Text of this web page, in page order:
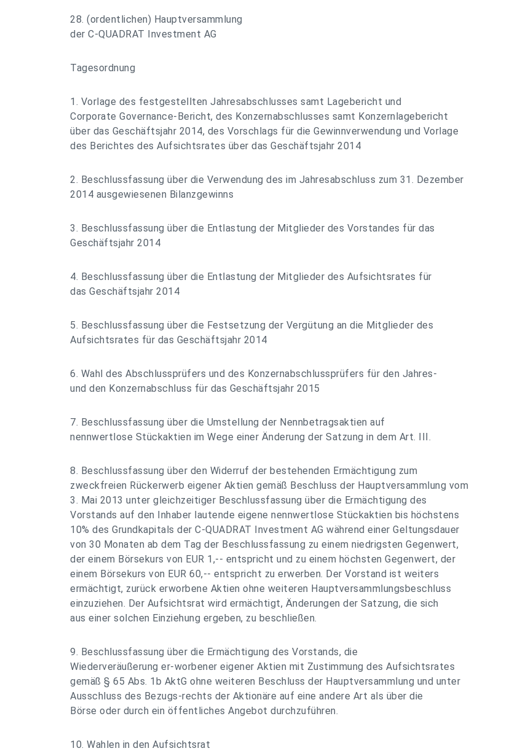
28. (ordentlichen) Hauptversammlung
der C-QUADRAT Investment AG
Tagesordnung
1. Vorlage des festgestellten Jahresabschlusses samt Lagebericht und
Corporate Governance-Bericht, des Konzernabschlusses samt Konzernlagebericht
über das Geschäftsjahr 2014, des Vorschlags für die Gewinnverwendung und Vorlage
des Berichtes des Aufsichtsrates über das Geschäftsjahr 2014
2. Beschlussfassung über die Verwendung des im Jahresabschluss zum 31. Dezember
2014 ausgewiesenen Bilanzgewinns
3. Beschlussfassung über die Entlastung der Mitglieder des Vorstandes für das
Geschäftsjahr 2014
4. Beschlussfassung über die Entlastung der Mitglieder des Aufsichtsrates für
das Geschäftsjahr 2014
5. Beschlussfassung über die Festsetzung der Vergütung an die Mitglieder des
Aufsichtsrates für das Geschäftsjahr 2014
6. Wahl des Abschlussprüfers und des Konzernabschlussprüfers für den Jahres-
und den Konzernabschluss für das Geschäftsjahr 2015
7. Beschlussfassung über die Umstellung der Nennbetragsaktien auf
nennwertlose Stückaktien im Wege einer Änderung der Satzung in dem Art. III.
8. Beschlussfassung über den Widerruf der bestehenden Ermächtigung zum
zweckfreien Rückerwerb eigener Aktien gemäß Beschluss der Hauptversammlung vom
3. Mai 2013 unter gleichzeitiger Beschlussfassung über die Ermächtigung des
Vorstands auf den Inhaber lautende eigene nennwertlose Stückaktien bis höchstens
10% des Grundkapitals der C-QUADRAT Investment AG während einer Geltungsdauer
von 30 Monaten ab dem Tag der Beschlussfassung zu einem niedrigsten Gegenwert,
der einem Börsekurs von EUR 1,-- entspricht und zu einem höchsten Gegenwert, der
einem Börsekurs von EUR 60,-- entspricht zu erwerben. Der Vorstand ist weiters
ermächtigt, zurück erworbene Aktien ohne weiteren Hauptversammlungsbeschluss
einzuziehen. Der Aufsichtsrat wird ermächtigt, Änderungen der Satzung, die sich
aus einer solchen Einziehung ergeben, zu beschließen.
9. Beschlussfassung über die Ermächtigung des Vorstands, die
Wiederveräußerung er-worbener eigener Aktien mit Zustimmung des Aufsichtsrates
gemäß § 65 Abs. 1b AktG ohne weiteren Beschluss der Hauptversammlung und unter
Ausschluss des Bezugs-rechts der Aktionäre auf eine andere Art als über die
Börse oder durch ein öffentliches Angebot durchzuführen.
10. Wahlen in den Aufsichtsrat